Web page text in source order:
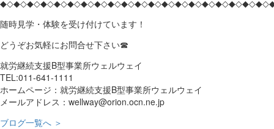
随時見学・体験を受け付けています！
どうぞお気軽にお問合せ下さい☎
就労継続支援B型事業所ウェルウェイ
TEL:011-641-1111
ホームページ：就労継続支援B型事業所ウェルウェイ
メールアドレス：wellway@orion.ocn.ne.jp
ブログ一覧へ ＞